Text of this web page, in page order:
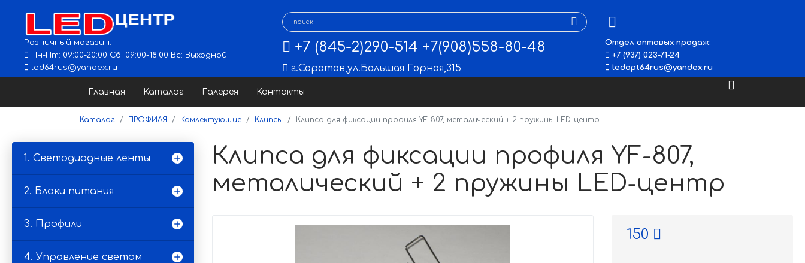
Розничный магазин:
Пн-Пт: 09:00-20:00 Сб: 09:00-18:00 Вс: Выходной
led64rus@yandex.ru
+7 (845-2)290-514 +7(908)558-80-48
г.Саратов,ул.Большая Горная,315
Отдел оптовых продаж:
+7 (937) 023-71-24
ledopt64rus@yandex.ru
Главная Каталог Галерея Контакты
Каталог ПРОФИЛЯ Комлектующие Клипсы Клипса для фиксации профиля YF-807, металический + 2 пружины LED-центр
1. Светодиодные ленты
2. Блоки питания
3. Профили
4. Управление светом
Клипса для фиксации профиля YF-807,
металический + 2 пружины LED-центр
150